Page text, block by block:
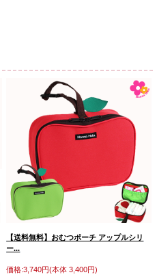
【送料無料】おむつポーチ アップルシリ
ー...
価格:3,740円(本体 3,400円)